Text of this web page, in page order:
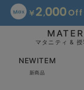
マタニティ & 授
NEWITEM
新商品